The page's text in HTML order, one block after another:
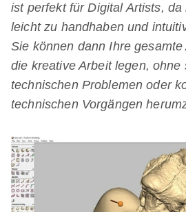
ist perfekt für Digital Artists,
leicht zu handhaben und
Sie können dann Ihre
die kreative Arbeit legen, ohne
technischen Problemen oder
technischen Vorgängen